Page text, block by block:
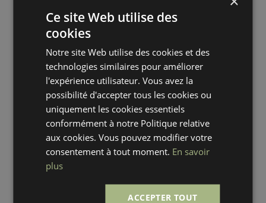
möglicherweise nicht mehr richtig
funktioniert.
7.
Aktivierung/Deakti
vierung und
Löschung von
Cookies
Ce site Web utilise des
cookies
Notre site Web utilise des cookies et des
technologies similaires pour améliorer
l'expérience utilisateur. Vous avez la
possibilité d'accepter tous les cookies ou
uniquement les cookies essentiels
conformément à notre Politique relative
aux cookies. Vous pouvez modifier votre
consentement à tout moment. En savoir
plus
ACCEPTER TOUT